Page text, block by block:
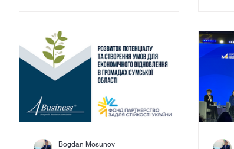
Bogdan Mosunov